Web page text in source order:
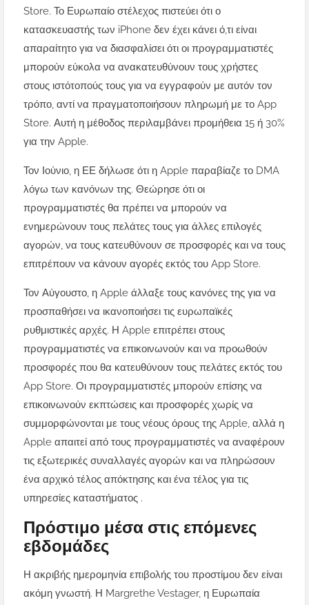
Store. Το Ευρωπαίο στέλεχος πιστεύει ότι ο
κατασκευαστής των iPhone δεν έχει κάνει ό,τι είναι
απαραίτητο για να διασφαλίσει ότι οι προγραμματιστές
μπορούν εύκολα να ανακατευθύνουν τους χρήστες
στους ιστότοπούς τους για να εγγραφούν με αυτόν τον
τρόπο, αντί να πραγματοποιήσουν πληρωμή με το App
Store. Αυτή η μέθοδος περιλαμβάνει προμήθεια 15 ή 30%
για την Apple.
Τον Ιούνιο, η ΕΕ δήλωσε ότι η Apple παραβίαζε το DMA
λόγω των κανόνων της. Θεώρησε ότι οι
προγραμματιστές θα πρέπει να μπορούν να
ενημερώνουν τους πελάτες τους για άλλες επιλογές
αγορών, να τους κατευθύνουν σε προσφορές και να τους
επιτρέπουν να κάνουν αγορές εκτός του App Store.
Τον Αύγουστο, η Apple άλλαξε τους κανόνες της για να
προσπαθήσει να ικανοποιήσει τις ευρωπαϊκές
ρυθμιστικές αρχές. Η Apple επιτρέπει στους
προγραμματιστές να επικοινωνούν και να προωθούν
προσφορές που θα κατευθύνουν τους πελάτες εκτός του
App Store. Οι προγραμματιστές μπορούν επίσης να
επικοινωνούν εκπτώσεις και προσφορές χωρίς να
συμμορφώνονται με τους νέους όρους της Apple, αλλά η
Apple απαιτεί από τους προγραμματιστές να αναφέρουν
τις εξωτερικές συναλλαγές αγορών και να πληρώσουν
ένα αρχικό τέλος απόκτησης και ένα τέλος για τις
υπηρεσίες καταστήματος .
Πρόστιμο μέσα στις επόμενες
εβδομάδες
Η ακριβής ημερομηνία επιβολής του προστίμου δεν είναι
ακόμη γνωστή. Η Margrethe Vestager, η Ευρωπαία